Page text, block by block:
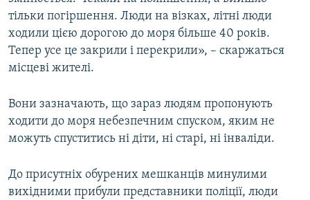
тільки погіршення. Люди на візках, літні люди
ходили цією дорогою до моря більше 40 років.
Тепер усе це закрили і перекрили», – скаржаться
місцеві жителі.
Вони зазначають, що зараз людям пропонують
ходити до моря небезпечним спуском, яким не
можуть спуститись ні діти, ні старі, ні інваліди.
До присутніх обурених мешканців минулими
вихідними прибули представники поліції, люди